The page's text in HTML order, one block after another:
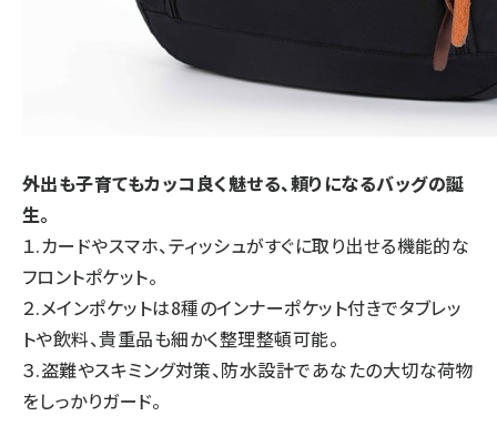
外出も子育てもカッコ良く魅せる、頼りになるバッグの誕
生。
１.カードやスマホ、ティッシュがすぐに取り出せる機能的な
フロントポケット。
２.メインポケットは8種のインナーポケット付きでタブレッ
トや飲料、貴重品も細かく整理整頓可能。
３.盗難やスキミング対策、防水設計であなたの大切な荷物
をしっかりガード。